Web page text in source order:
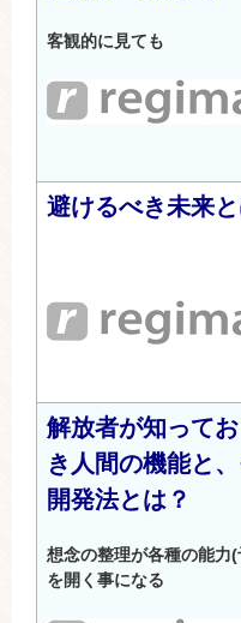
客観的に見ても
避けるべき未来と
解放者が知って
き人間の機能と
開発法とは？
想念の整理が各種の能力(
を開く事になる